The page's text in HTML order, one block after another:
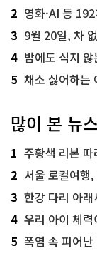
2 영화·AI 등
3 9월 20일, 차 없
4 밤에도 식지
5 채소 싫어하는 아
많이 본 뉴스
1 주황색 리본 따라
2 서울 로컬여행
3 한강 다리 아
4 우리 아이 체
5 폭염 속 피어